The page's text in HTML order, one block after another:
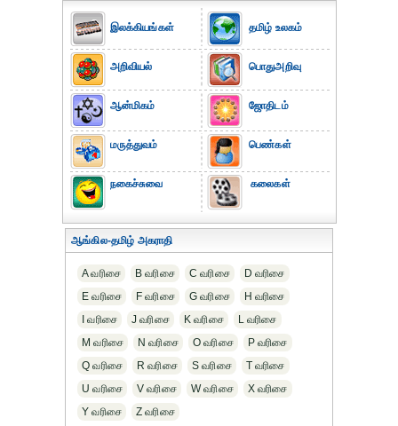
இலக்கியங்கள்
அறிவியல்
ஆன்மிகம்
மருத்துவம்
நகைச்சுவை
தமிழ் உலகம்
பொதுஅறிவு
ஜோதிடம்
பெண்கள்
கலைகள்
ஆங்கில-தமிழ் அகராதி
A வரிசை B வரிசை C வரிசை
D வரிசை
E வரிசை
F வரிசை G வரிசை
H வரிசை
I வரிசை
J வரிசை K வரிசை
L வரிசை
M வரிசை
N வரிசை O வரிசை
P வரிசை
Q வரிசை
R வரிசை S வரிசை
T வரிசை
U வரிசை
V வரிசை W வரிசை
X வரிசை
Y வரிசை
Z வரிசை